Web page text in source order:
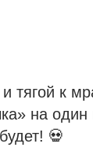
тягой к
на один
💀